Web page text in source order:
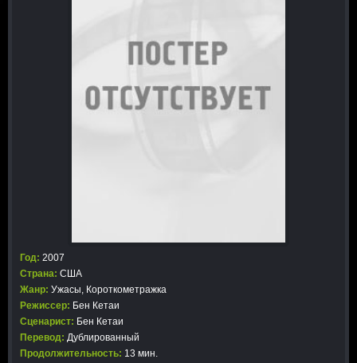
Год: 2007
Страна: США
Жанр: Ужасы, Короткометражка
Режиссер: Бен Кетаи
Сценарист: Бен Кетаи
Перевод: Дублированный
Продолжительность: 13 мин.